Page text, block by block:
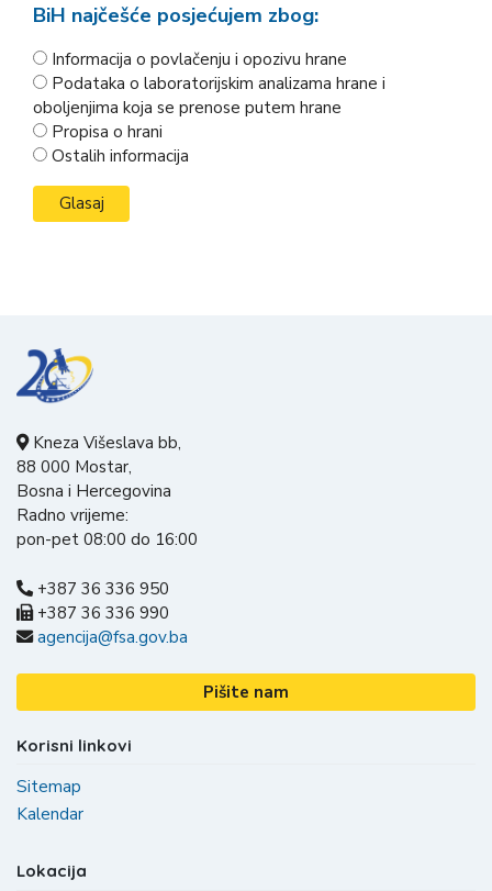
BiH najčešće posjećujem zbog:
Informacija o povlačenju i opozivu hrane
Podataka o laboratorijskim analizama hrane i
oboljenjima koja se prenose putem hrane
Propisa o hrani
Ostalih informacija
Kneza Višeslava bb,
88 000 Mostar,
Bosna i Hercegovina
Radno vrijeme:
pon-pet 08:00 do 16:00
+387 36 336 950
+387 36 336 990
agencija@fsa.gov.ba
Pišite nam
Korisni linkovi
Sitemap
Kalendar
Lokacija